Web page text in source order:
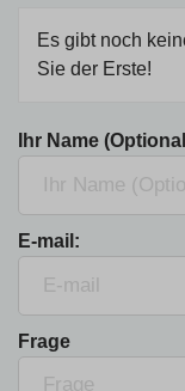
Es gibt noch
Sie der Erste!
Ihr Name
E-mail:
Frage